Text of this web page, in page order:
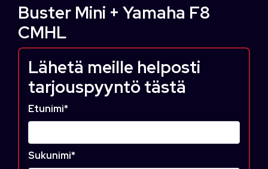
Buster Mini + Yamaha F8
CMHL
Lähetä meille helposti
tarjouspyyntö tästä
Etunimi*
Sukunimi*